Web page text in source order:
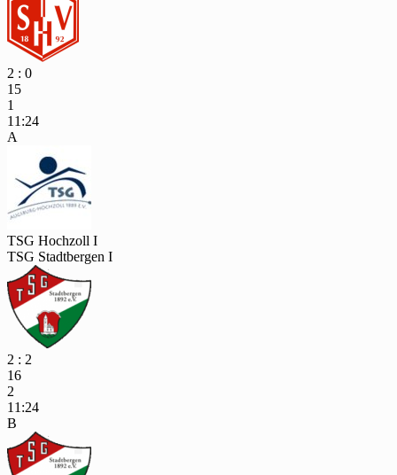
2 : 0
15
1
11:24
A
TSG Hochzoll I
TSG Stadtbergen I
2 : 2
16
2
11:24
B